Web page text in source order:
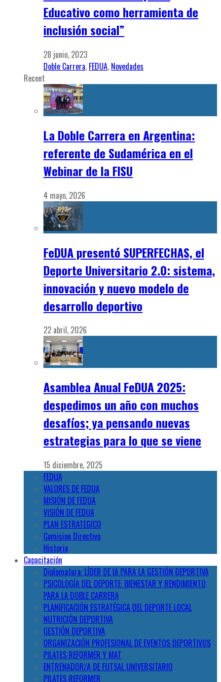
Educativo como herramienta de
inclusión social”
28 junio, 2023
Doble Carrera, FEDUA, Novedades
Recent
La Doble Carrera en Argentina:
referente de Sudamérica en el
Webinar de la FISU
4 mayo, 2026
FeDUA presentó SUPERFECHAS, el
Deporte Universitario 2.0: sistema,
innovación y nuevo modelo de
desarrollo deportivo
22 abril, 2026
Asamblea Anual FeDUA 2025:
despedimos un año con muchos
desafíos; ya pensando nuevas
estrategias para lo que se viene
15 diciembre, 2025
FEDUA
VALORES DE FEDUA
MISIÓN DE FEDUA
VISIÓN DE FEDUA
PLAN ESTRATEGICO
Comision Directiva
Historia
Capacitación
Diplomatura: LÍDER DE IA PARA LA GESTIÓN DEPORTIVA
PSICOLOGÍA DEL DEPORTE: BIENESTAR Y RENDIMIENTO
PARA LA DOBLE CARRERA
PLANIFICACIÓN ESTRATÉGICA DEL DEPORTE LOCAL
NUTRICIÓN DEPORTIVA
GESTIÓN DEPORTIVA
ORGANIZACIÓN PROFESIONAL DE EVENTOS DEPORTIVOS
PILATES REFORMER Y MAT
ENTRENADOR/A DE FUTSAL UNIVERSITARIO
PILATES REFORMER